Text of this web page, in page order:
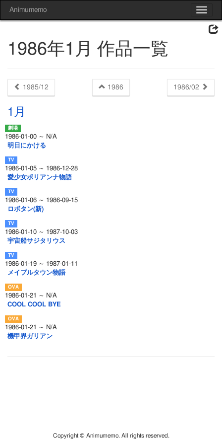
Toggle
Animumemo
1986年1月 作品一覧
1985/12 1986 1986/02
1月
1986-01-00 ～ N/A
明日にかける
1986-01-05 ～ 1986-12-28
愛少女ポリアンナ物語
1986-01-06 ～ 1986-09-15
ロボタン(新)
1986-01-10 ～ 1987-10-03
宇宙船サジタリウス
1986-01-19 ～ 1987-01-11
メイプルタウン物語
1986-01-21 ～ N/A
COOL COOL BYE
1986-01-21 ～ N/A
機甲界ガリアン
Copyright © Animumemo. All rights reserved.